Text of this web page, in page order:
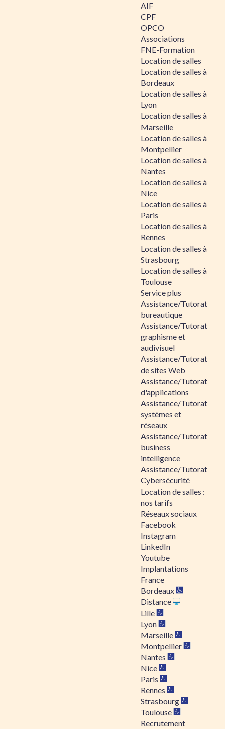
AIF
CPF
OPCO
Associations
FNE-Formation
Location de salles
Location de salles à
Bordeaux
Location de salles à
Lyon
Location de salles à
Marseille
Location de salles à
Montpellier
Location de salles à
Nantes
Location de salles à
Nice
Location de salles à
Paris
Location de salles à
Rennes
Location de salles à
Strasbourg
Location de salles à
Toulouse
Service plus
Assistance/Tutorat
bureautique
Assistance/Tutorat
graphisme et
audivisuel
Assistance/Tutorat
de sites Web
Assistance/Tutorat
d'applications
Assistance/Tutorat
systèmes et
réseaux
Assistance/Tutorat
business
intelligence
Assistance/Tutorat
Cybersécurité
Location de salles :
nos tarifs
Réseaux sociaux
Facebook
Instagram
LinkedIn
Youtube
Implantations
France
Bordeaux
Distance
Lille
Lyon
Marseille
Montpellier
Nantes
Nice
Paris
Rennes
Strasbourg
Toulouse
Recrutement